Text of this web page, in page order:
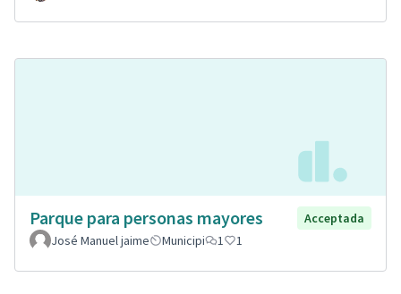
Parque para personas mayores
Acceptada
José Manuel jaime
Municipi 1 1